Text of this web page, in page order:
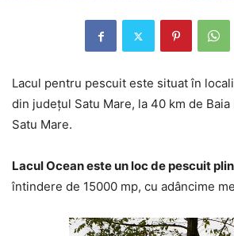
Lacul pentru pescuit este situat în
din județul Satu Mare, la 40 km de
Satu Mare.
Lacul Ocean este un loc de pescuit
întindere de 15000 mp, cu adâncime